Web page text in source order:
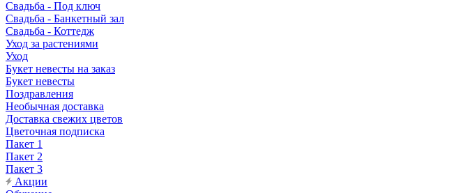
Свадьба - Под ключ
Свадьба - Банкетный зал
Свадьба - Коттедж
Уход за растениями
Уход
Букет невесты на заказ
Букет невесты
Поздравления
Необычная доставка
Доставка свежих цветов
Цветочная подписка
Пакет 1
Пакет 2
Пакет 3
Акции